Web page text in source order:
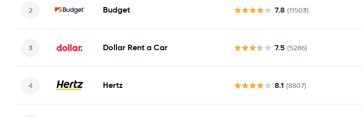
Budget 7.8 (11503)
Dollar Rent a Car 7.5 (5286)
Hertz 8.1 (8807)